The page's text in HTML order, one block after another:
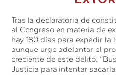
Tras la declaratoria de
al Congreso en materia de
hay 180 días para expedir la
aunque urge adelantar el
creciente de este delito.
Justicia para intentar